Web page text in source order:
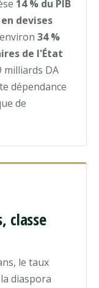
14 % du PIB
devises
34 %
de l'État
DA
dépendance
de
classe
le taux
diaspora